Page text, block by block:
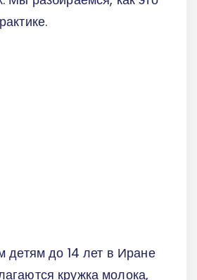
детям до 14 лет в Иране
кружка молока,